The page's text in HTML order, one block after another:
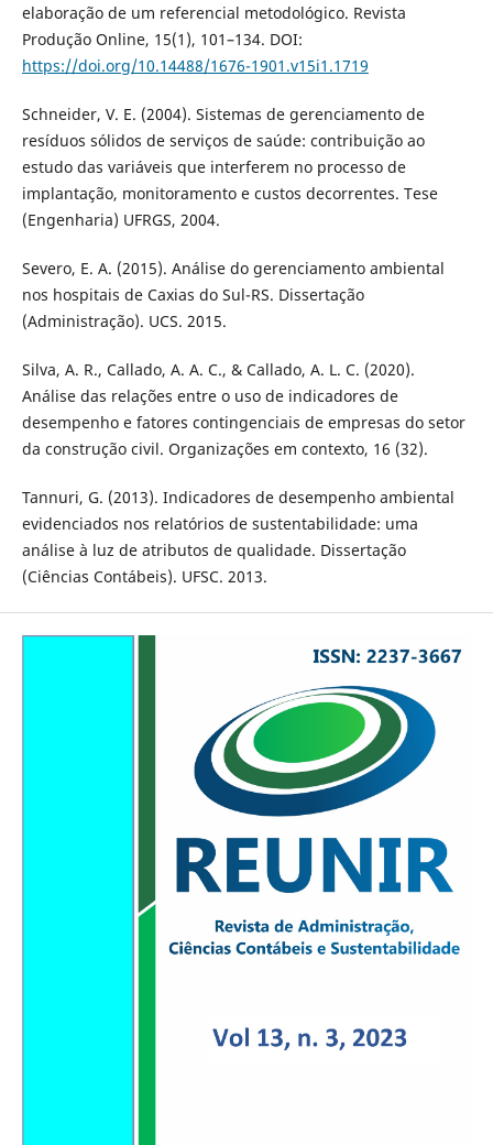
elaboração de um referencial metodológico. Revista
Produção Online, 15(1), 101–134. DOI:
https://doi.org/10.14488/1676-1901.v15i1.1719
Schneider, V. E. (2004). Sistemas de gerenciamento de
resíduos sólidos de serviços de saúde: contribuição ao
estudo das variáveis que interferem no processo de
implantação, monitoramento e custos decorrentes. Tese
(Engenharia) UFRGS, 2004.
Severo, E. A. (2015). Análise do gerenciamento ambiental
nos hospitais de Caxias do Sul-RS. Dissertação
(Administração). UCS. 2015.
Silva, A. R., Callado, A. A. C., & Callado, A. L. C. (2020).
Análise das relações entre o uso de indicadores de
desempenho e fatores contingenciais de empresas do setor
da construção civil. Organizações em contexto, 16 (32).
Tannuri, G. (2013). Indicadores de desempenho ambiental
evidenciados nos relatórios de sustentabilidade: uma
análise à luz de atributos de qualidade. Dissertação
(Ciências Contábeis). UFSC. 2013.